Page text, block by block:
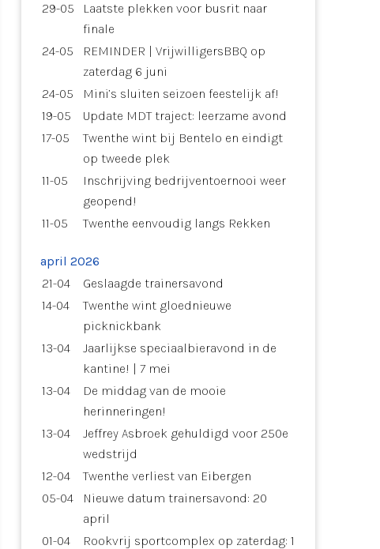
29-05
Laatste plekken voor busrit naar
finale
24-05
REMINDER | VrijwilligersBBQ op
zaterdag 6 juni
24-05
Mini’s sluiten seizoen feestelijk af!
19-05
Update MDT traject: leerzame avond
17-05
Twenthe wint bij Bentelo en eindigt
op tweede plek
11-05
Inschrijving bedrijventoernooi weer
geopend!
11-05
Twenthe eenvoudig langs Rekken
april 2026
21-04
Geslaagde trainersavond
14-04
Twenthe wint gloednieuwe
picknickbank
13-04
Jaarlijkse speciaalbieravond in de
kantine! | 7 mei
13-04
De middag van de mooie
herinneringen!
13-04
Jeffrey Asbroek gehuldigd voor 250e
wedstrijd
12-04
Twenthe verliest van Eibergen
05-04
Nieuwe datum trainersavond: 20
april
01-04
Rookvrij sportcomplex op zaterdag: 1